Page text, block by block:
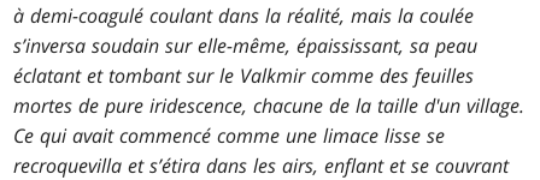
à demi-coagulé coulant dans la réalité, mais la coulée
s’inversa soudain sur elle-même, épaississant, sa peau
éclatant et tombant sur le Valkmir comme des feuilles
mortes de pure iridescence, chacune de la taille d'un village.
Ce qui avait commencé comme une limace lisse se
recroquevilla et s’étira dans les airs, enflant et se couvrant